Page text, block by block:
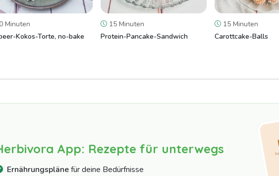
Minuten
Kokos-Torte, no-bake
15 Minuten
Protein-Pancake-Sandwich
15 Minuten
Carottcake-Balls
App: Rezepte für unterwegs
Ernährungsplänefür deine Bedürfnisse